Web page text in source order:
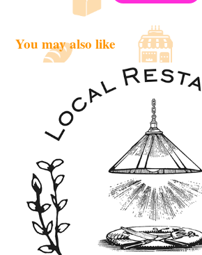
You may also like
LOCAL RESTAURANT HUT